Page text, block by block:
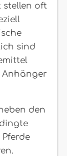
stellen oft
sind
Anhänger
den